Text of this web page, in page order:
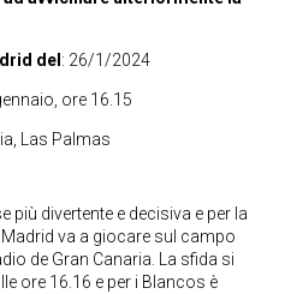
del : 26/1/2024
ore 16.15
Las Palmas
più divertente e decisiva e per la
va a giocare sul campo
de Gran Canaria. La sfida si
ore 16.16 e per i Blancos è